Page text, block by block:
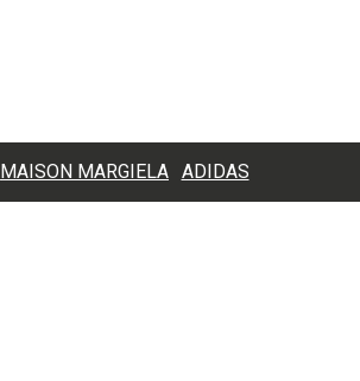
MAISON MARGIELA ADIDAS